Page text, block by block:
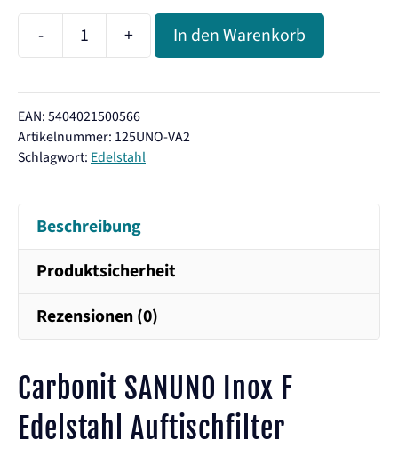
-
Carbonit
Inox
F
+ In den Warenkorb
EAN: 5404021500566
Artikelnummer: 125UNO-VA2
Schlagwort: Edelstahl
Beschreibung
Produktsicherheit
Rezensionen (0)
Carbonit SANUNO Inox F
Edelstahl Auftischfilter